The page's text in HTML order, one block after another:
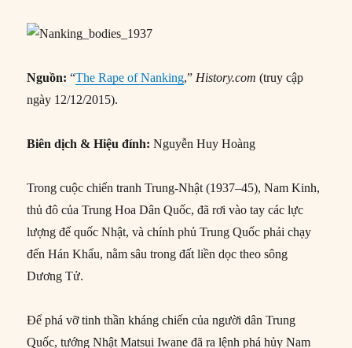
Nguồn: “The Rape of Nanking,” History.com (truy cập
ngày 12/12/2015).
Biên dịch & Hiệu đính: Nguyễn Huy Hoàng
Trong cuộc chiến tranh Trung-Nhật (1937–45), Nam Kinh,
thủ đô của Trung Hoa Dân Quốc, đã rơi vào tay các lực
lượng đế quốc Nhật, và chính phủ Trung Quốc phải chạy
đến Hán Khẩu, nằm sâu trong đất liền dọc theo sông
Dương Tử.
Để phá vỡ tinh thần kháng chiến của người dân Trung
Quốc, tướng Nhật Matsui Iwane đã ra lệnh phá hủy Nam